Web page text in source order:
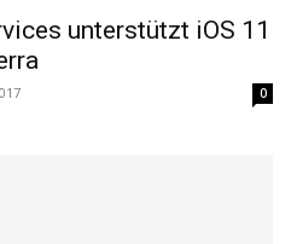
unterstützt iOS 11
0